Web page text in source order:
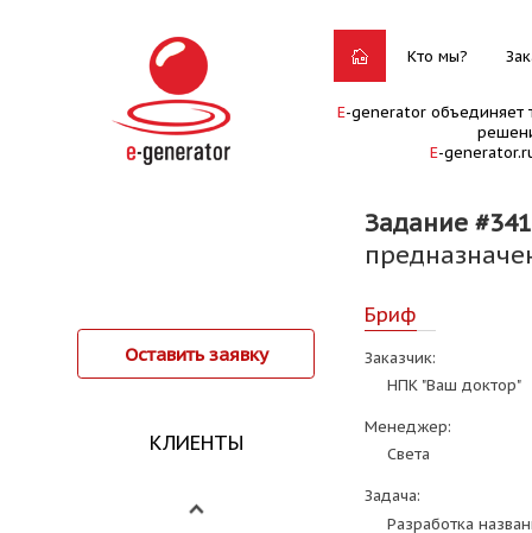
Кто мы?
E-generator объединяет
E-
Задание #341
Оставить заявку
КЛИЕНТЫ
Бриф
Заказчик:
НПК "Ваш доктор"
Менеджер:
Света
Задача:
Разработка